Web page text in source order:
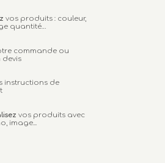
vos produits : couleur,
quantité…
commande ou
devis
instructions de
vos produits avec
image...